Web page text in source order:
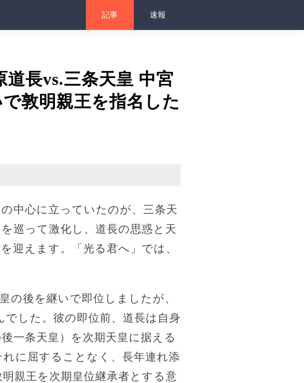
記事 速報
道長vs.三条天皇 中宮
敦明親王を指名した
中心に立っていたのが、三条天
巡って激化し、道長の思惑と天
迎えます。「光る君へ」では、
の後を継いで即位しましたが、
した。彼の即位前、道長は自身
一条天皇）を次期天皇に据える
に屈することなく、長年連れ添
親王を次期皇位継承者とする意